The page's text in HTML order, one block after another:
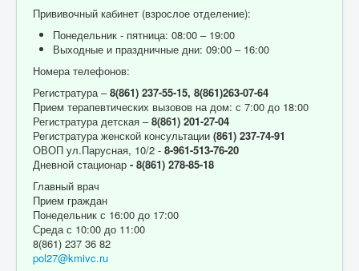
Прививочный кабинет (взрослое отделение):
Понедельник - пятница: 08:00 – 19:00
Выходные и праздничные дни: 09:00 – 16:00
Номера телефонов:
Регистратура –8(861) 237-55-15, 8(861)263-07-64
Прием терапевтических вызовов на дом: с 7:00 до 18:00
Регистратура детская –8(861) 201-27-04
Регистратура женской консультации (861) 237-74-91
ОВОП ул.Парусная, 10/2 - 8-961-513-76-20
Дневной стационар - 8(861) 278-85-18
Главный врач
Прием граждан
Понедельник с 16:00 до 17:00
Среда с 10:00 до 11:00
8(861) 237 36 82
pol27@kmivc.ru